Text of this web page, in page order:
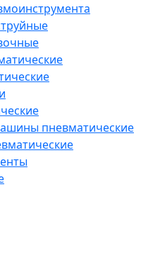
пневматические